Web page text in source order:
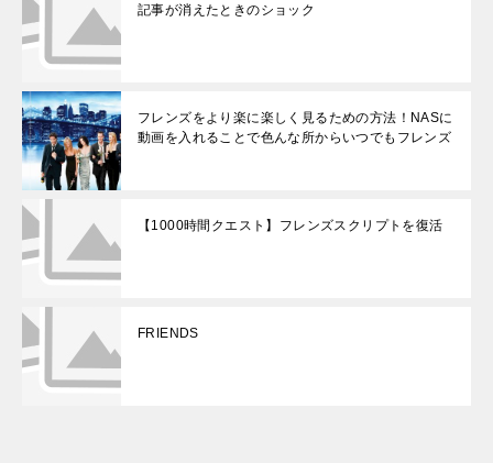
記事が消えたときのショック
フレンズをより楽に楽しく見るための方法！NASに
動画を入れることで色んな所からいつでもフレンズ
【1000時間クエスト】フレンズスクリプトを復活
FRIENDS